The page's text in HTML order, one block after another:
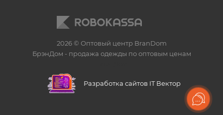
2026 © Оптовый центр BranDom
БрэнДом - продажа одежды по оптовым ценам
Разработка сайтов IT Вектор